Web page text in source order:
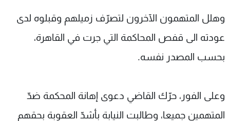
وهلل المتهمون الآخرون لتصرّف زميلهم وقبلوه لدى
عودته الى قفص المحاكمة التي جرت في القاهرة،
بحسب المصدر نفسه.
وعلى الفور، حرّك القاضي دعوى إهانة المحكمة ضدّ
المتهمين جميعا، وطالبت النيابة بأشدّ العقوبة بحقهم